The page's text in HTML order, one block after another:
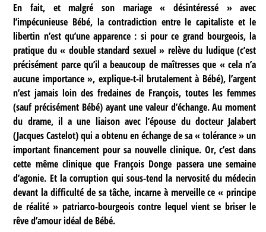
En fait, et malgré son mariage « désintéressé » avec
l’impécunieuse Bébé, la contradiction entre le capitaliste et le
libertin n’est qu’une apparence : si pour ce grand bourgeois, la
pratique du « double standard sexuel » relève du ludique (c’est
précisément parce qu’il a beaucoup de maîtresses que « cela n’a
aucune importance », explique-t-il brutalement à Bébé), l’argent
n’est jamais loin des fredaines de François, toutes les femmes
(sauf précisément Bébé) ayant une valeur d’échange. Au moment
du drame, il a une liaison avec l’épouse du docteur Jalabert
(Jacques Castelot) qui a obtenu en échange de sa « tolérance » un
important financement pour sa nouvelle clinique. Or, c’est dans
cette même clinique que François Donge passera une semaine
d’agonie. Et la corruption qui sous-tend la nervosité du médecin
devant la difficulté de sa tâche, incarne à merveille ce « principe
de réalité » patriarco-bourgeois contre lequel vient se briser le
rêve d’amour idéal de Bébé.